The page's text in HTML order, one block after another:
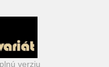
verziu